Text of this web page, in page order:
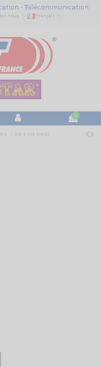
-Télécommunication
nous Français
0
SB 3 S/5 SIRIO